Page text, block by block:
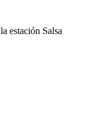
estación Salsa